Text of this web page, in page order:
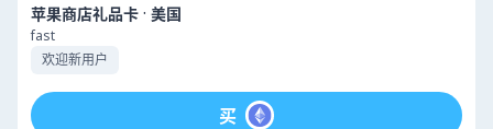
苹果商店礼品卡 · 美国
fast
欢迎新用户
买